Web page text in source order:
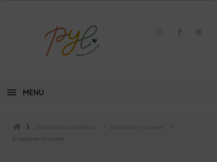
MENU
Décoration d'intérieur Décoration murale
Enseignes murales